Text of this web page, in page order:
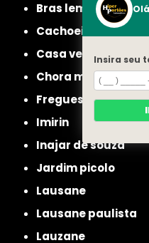
bras leme
cachoeirinha
casa verde
chora menino
freguesia do ó
imirin
inajar de souza
jardim picolo
lausane
lausane paulista
lauzane
Insira seu